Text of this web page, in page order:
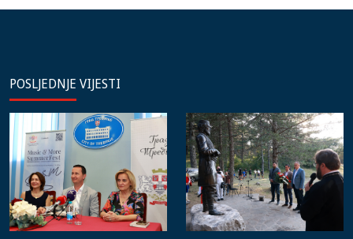
POSLJEDNJE VIJESTI